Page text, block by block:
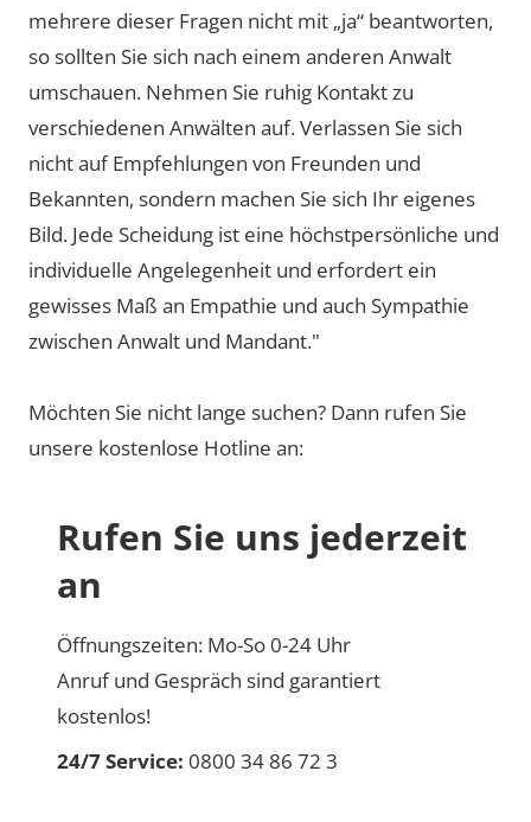
mehrere dieser Fragen nicht mit „ja“ beantworten,
so sollten Sie sich nach einem anderen Anwalt
umschauen. Nehmen Sie ruhig Kontakt zu
verschiedenen Anwälten auf. Verlassen Sie sich
nicht auf Empfehlungen von Freunden und
Bekannten, sondern machen Sie sich Ihr eigenes
Bild. Jede Scheidung ist eine höchstpersönliche und
individuelle Angelegenheit und erfordert ein
gewisses Maß an Empathie und auch Sympathie
zwischen Anwalt und Mandant."
Möchten Sie nicht lange suchen? Dann rufen Sie
unsere kostenlose Hotline an:
Rufen Sie uns jederzeit
an
Öffnungszeiten: Mo-So 0-24 Uhr
Anruf und Gespräch sind garantiert
kostenlos!
24/7 Service: 0800 34 86 72 3